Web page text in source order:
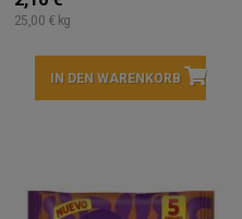
25,00 € kg
IN DEN WARENKORB